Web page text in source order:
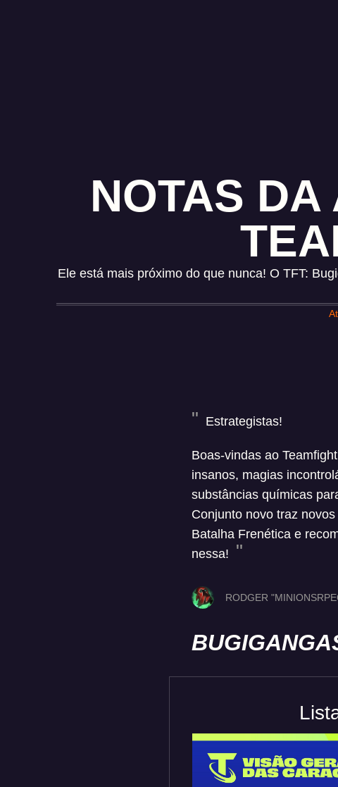
NOTAS
Ele está mais próximo do que nunca! O TFT:
Estrategistas!
Boas-vindas ao
insanos, magias
substâncias químicas
Conjunto novo traz
Batalha Frenética e
nessa!
RODGER